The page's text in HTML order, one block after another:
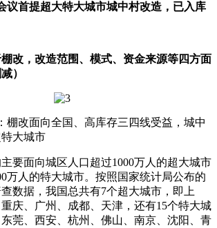
首提超大特大城市城中村改造，已入库
改，改造范围、模式、资金来源等四方面
）
改面向全国、高库存三四线受益，城中
大城市
面向城区人口超过1000万人的超大城市
万人的特大城市。按照国家统计局公布的
数据，我国总共有7个超大城市，即上
庆、广州、成都、天津，还有15个特大城
莞、西安、杭州、佛山、南京、沈阳、青